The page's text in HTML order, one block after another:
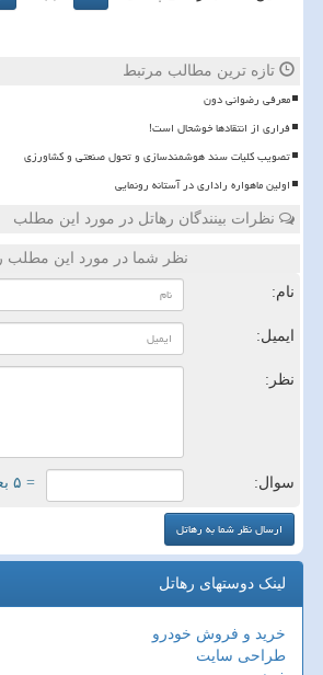
تازه ترین مطالب مرتبط
معرفی رضوانی دون
فراری از انتقادها خوشحال است!
تصویب کلیات سند هوشمندسازی و تحول صنعتی و کشاورزی
اولین ماهواره راداری در آستانه رونمایی
نظرات بینندگان رهاتل در مورد این مطلب
نظر شما در مورد این مطلب
نام:
ایمیل:
نظر:
سوال: = ۵ بعلاوه ۳
لینک دوستهای رهاتل
خرید و فروش خودرو
طراحی سایت